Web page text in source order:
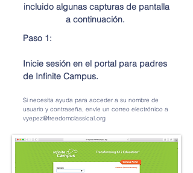
incluido algunas capturas de pantalla
a continuación.
Paso 1:
Inicie sesión en el portal para padres
de Infinite Campus.
Si necesita ayuda para acceder a su nombre de
usuario y contraseña, envíe un correo electrónico a
vyepez@freedomclassical.org